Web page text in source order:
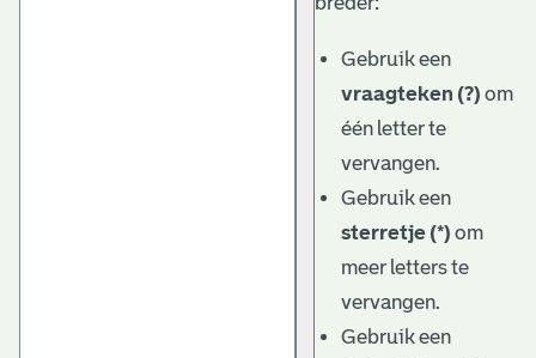
Gebruik een
vraagteken (?) om
één letter te
vervangen.
Gebruik een
sterretje (*) om
meer letters te
vervangen.
Gebruik een